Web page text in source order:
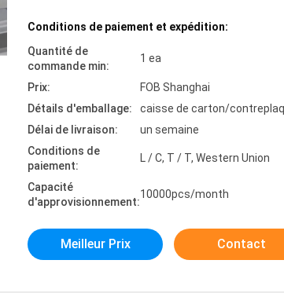
Conditions de paiement et expédition:
Quantité de
commande min:
1 ea
Prix:
FOB Shanghai
Détails d'emballage:
caisse de carton/
Délai de livraison:
un semaine
Conditions de
paiement:
L / C, T / T, Western Union
Capacité
d'approvisionnement:
10000pcs/month
Meilleur Prix Contact